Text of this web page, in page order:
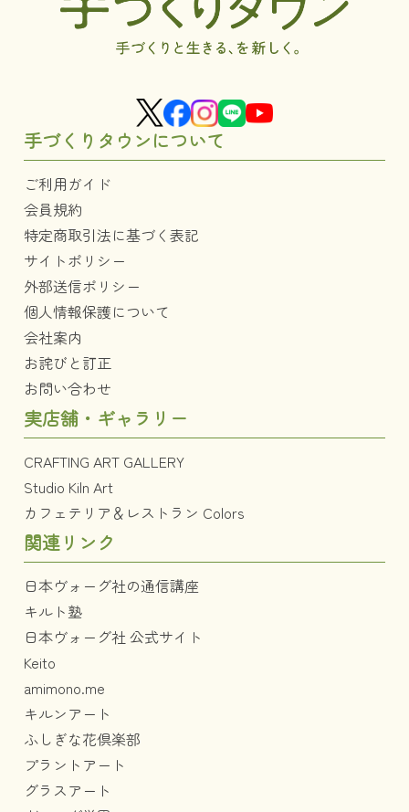
手づくりタウンについて
ご利用ガイド
会員規約
特定商取引法に基づく表記
サイトポリシー
外部送信ポリシー
個人情報保護について
会社案内
お詫びと訂正
お問い合わせ
実店舗・ギャラリー
CRAFTING ART GALLERY
Studio Kiln Art
カフェテリア＆レストラン Colors
関連リンク
日本ヴォーグ社の通信講座
キルト塾
日本ヴォーグ社 公式サイト
Keito
amimono.me
キルンアート
ふしぎな花倶楽部
プラントアート
グラスアート